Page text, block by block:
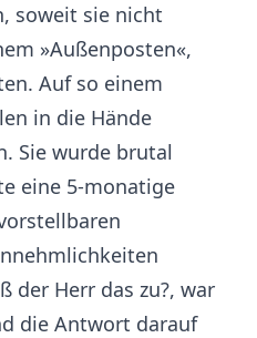
soweit sie nicht
»Außenposten«,
Auf so einem
in die Hände
Sie wurde brutal
eine 5-monatige
der Herr das zu?, war
die Antwort darauf